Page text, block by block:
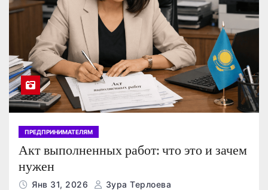
ПРЕДПРИНИМАТЕЛЯМ
Акт выполненных работ: что это и зачем
нужен
Янв 31, 2026 Зура Терлоева